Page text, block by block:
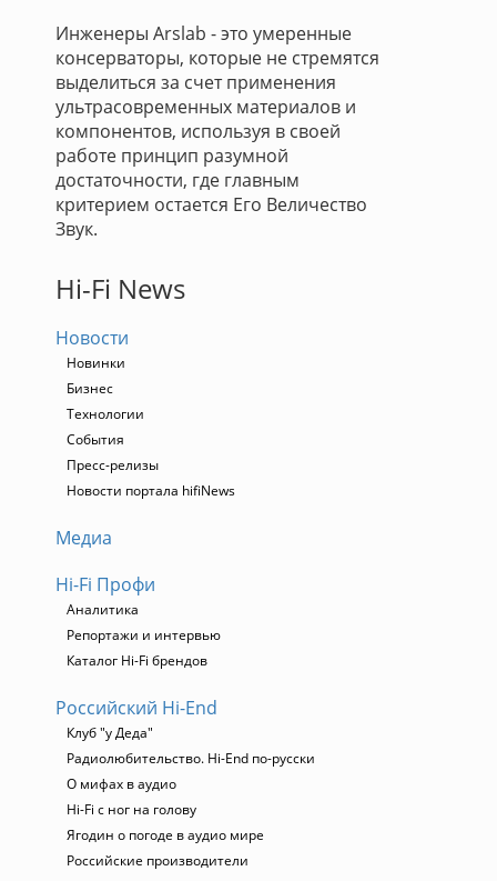
Инженеры Arslab - это умеренные
консерваторы, которые не стремятся
выделиться за счет применения
ультрасовременных материалов и
компонентов, используя в своей
работе принцип разумной
достаточности, где главным
критерием остается Его Величество
Звук.
Hi-Fi News
Новости
Новинки
Бизнес
Технологии
События
Пресс-релизы
Новости портала hifiNews
Медиа
Hi-Fi Профи
Аналитика
Репортажи и интервью
Каталог Hi-Fi брендов
Российский Hi-End
Клуб "у Деда"
Радиолюбительство. Hi-End по-русски
О мифах в аудио
Hi-Fi с ног на голову
Ягодин о погоде в аудио мире
Российские производители